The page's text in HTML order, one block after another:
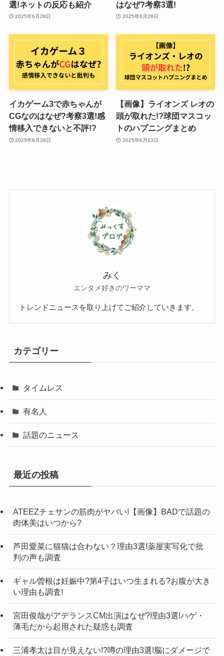
選!ネットの反応も紹介
2025年6月28日
はなぜ?考察3選!
2025年6月28日
イカゲーム3で赤ちゃんが
CGなのはなぜ?考察3選!感
情移入できないと不評!?
2025年6月28日
【画像】ライオンズ レオの
頭が取れた!?球団マスコッ
トのハプニングまとめ
2025年6月13日
みく
エンタメ好きのワーママ
トレンドニュースを取り上げてご紹介していきます。
カテゴリー
タイムレス
有名人
話題のニュース
最近の投稿
ATEEZチェサンの筋肉がヤバい!【画像】BADで話題の
肉体美はいつから?
芦田愛菜に猫猫は合わない？理由3選!薬屋実写化で批
判の声も調査
ギャル曽根は妊娠中?第4子はいつ生まれる?お腹が大き
い理由も調査!
宮田俊哉がアデランスCM出演はなぜ?理由3選!ハゲ・
薄毛だから起用された疑惑も調査
三浦孝太は目が見えない!?噂の理由3選!脳にダメージで